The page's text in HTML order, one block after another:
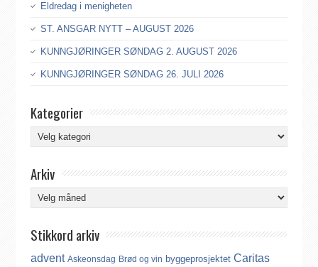
Eldredag i menigheten
ST. ANSGAR NYTT – AUGUST 2026
KUNNGJØRINGER SØNDAG 2. AUGUST 2026
KUNNGJØRINGER SØNDAG 26. JULI 2026
Kategorier
Kategorier
Arkiv
Arkiv
Stikkord arkiv
advent Askeonsdag Brød og vin byggeprosjektet Caritas